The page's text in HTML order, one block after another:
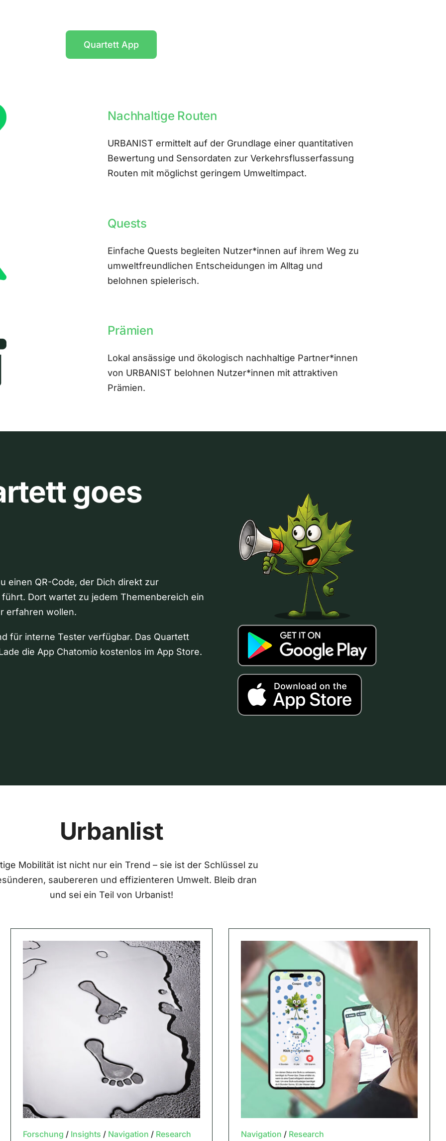
Quartett App
Nachhaltige Routen
URBANIST ermittelt auf der Grundlage einer quantitativen
Bewertung und Sensordaten zur Verkehrsflusserfassung
Routen mit möglichst geringem Umweltimpact.
Quests
Einfache Quests begleiten Nutzer*innen auf ihrem Weg zu
umweltfreundlichen Entscheidungen im Alltag und
belohnen spielerisch.
Prämien
Lokal ansässige und ökologisch nachhaltige Partner*innen
von URBANIST belohnen Nutzer*innen mit attraktiven
Prämien.
goes
einen QR-Code, der Dich direkt zur
Dort wartet zu jedem Themenbereich ein
erfahren wollen.
für interne Tester verfügbar. Das Quartett
die App Chatomio kostenlos im App Store.
Urbanlist
Mobilität ist nicht nur ein Trend – sie ist der Schlüssel zu
saubereren und effizienteren Umwelt. Bleib dran
und sei ein Teil von Urbanist!
Forschung / Insights / Navigation / Research Navigation / Research